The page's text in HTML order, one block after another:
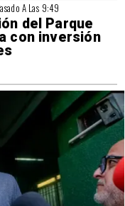
A Las 9:49
del Parque
con inversión